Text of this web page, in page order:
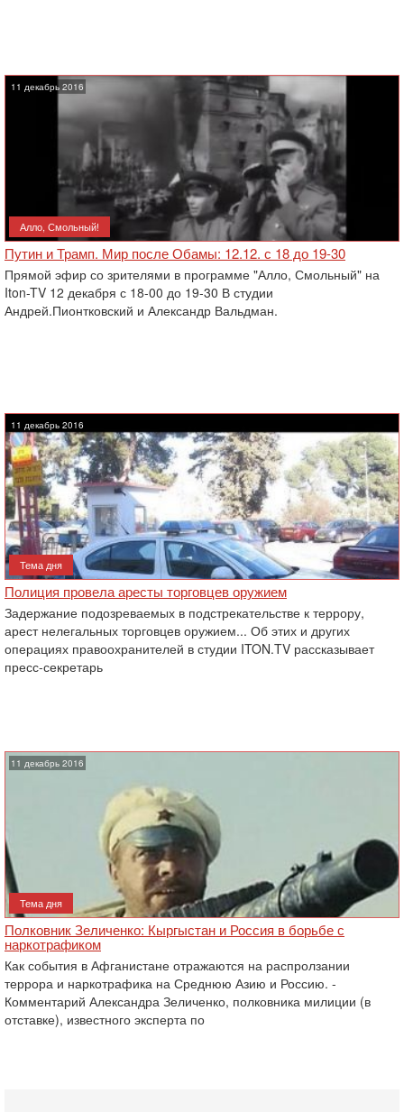
11 декабрь 2016
Алло, Смольный!
Путин и Трамп. Мир после Обамы: 12.12. с 18 до 19-30
Прямой эфир со зрителями в программе "Алло, Смольный" на
Iton-TV 12 декабря с 18-00 до 19-30 В студии
Андрей.Пионтковский и Александр Вальдман.
11 декабрь 2016
Тема дня
Полиция провела аресты торговцев оружием
Задержание подозреваемых в подстрекательстве к террору,
арест нелегальных торговцев оружием... Об этих и ‎других
операциях правоохранителей в студии ITON.TV рассказывает
пресс-секретарь
11 декабрь 2016
Тема дня
Полковник Зеличенко: Кыргыстан и Россия в борьбе с
наркотрафиком
Как события в Афганистане отражаются на распролзании
террора и наркотрафика на Среднюю Азию и Россию. -
Комментарий Александра Зеличенко, полковника милиции (в
отставке), известного эксперта по